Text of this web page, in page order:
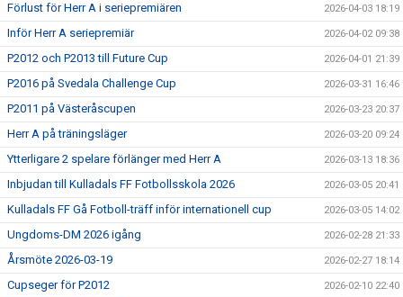
Förlust för Herr A i seriepremiären 2026-04-03 18:19
Inför Herr A seriepremiär 2026-04-02 09:38
P2012 och P2013 till Future Cup 2026-04-01 21:39
P2016 på Svedala Challenge Cup 2026-03-31 16:46
P2011 på Västeråscupen 2026-03-23 20:37
Herr A på träningsläger 2026-03-20 09:24
Ytterligare 2 spelare förlänger med Herr A 2026-03-13 18:36
Inbjudan till Kulladals FF Fotbollsskola 2026 2026-03-05 20:41
Kulladals FF Gå Fotboll-träff inför internationell cup 2026-03-05 14:02
Ungdoms-DM 2026 igång 2026-02-28 21:33
Årsmöte 2026-03-19 2026-02-27 18:14
Cupseger för P2012 2026-02-10 22:40